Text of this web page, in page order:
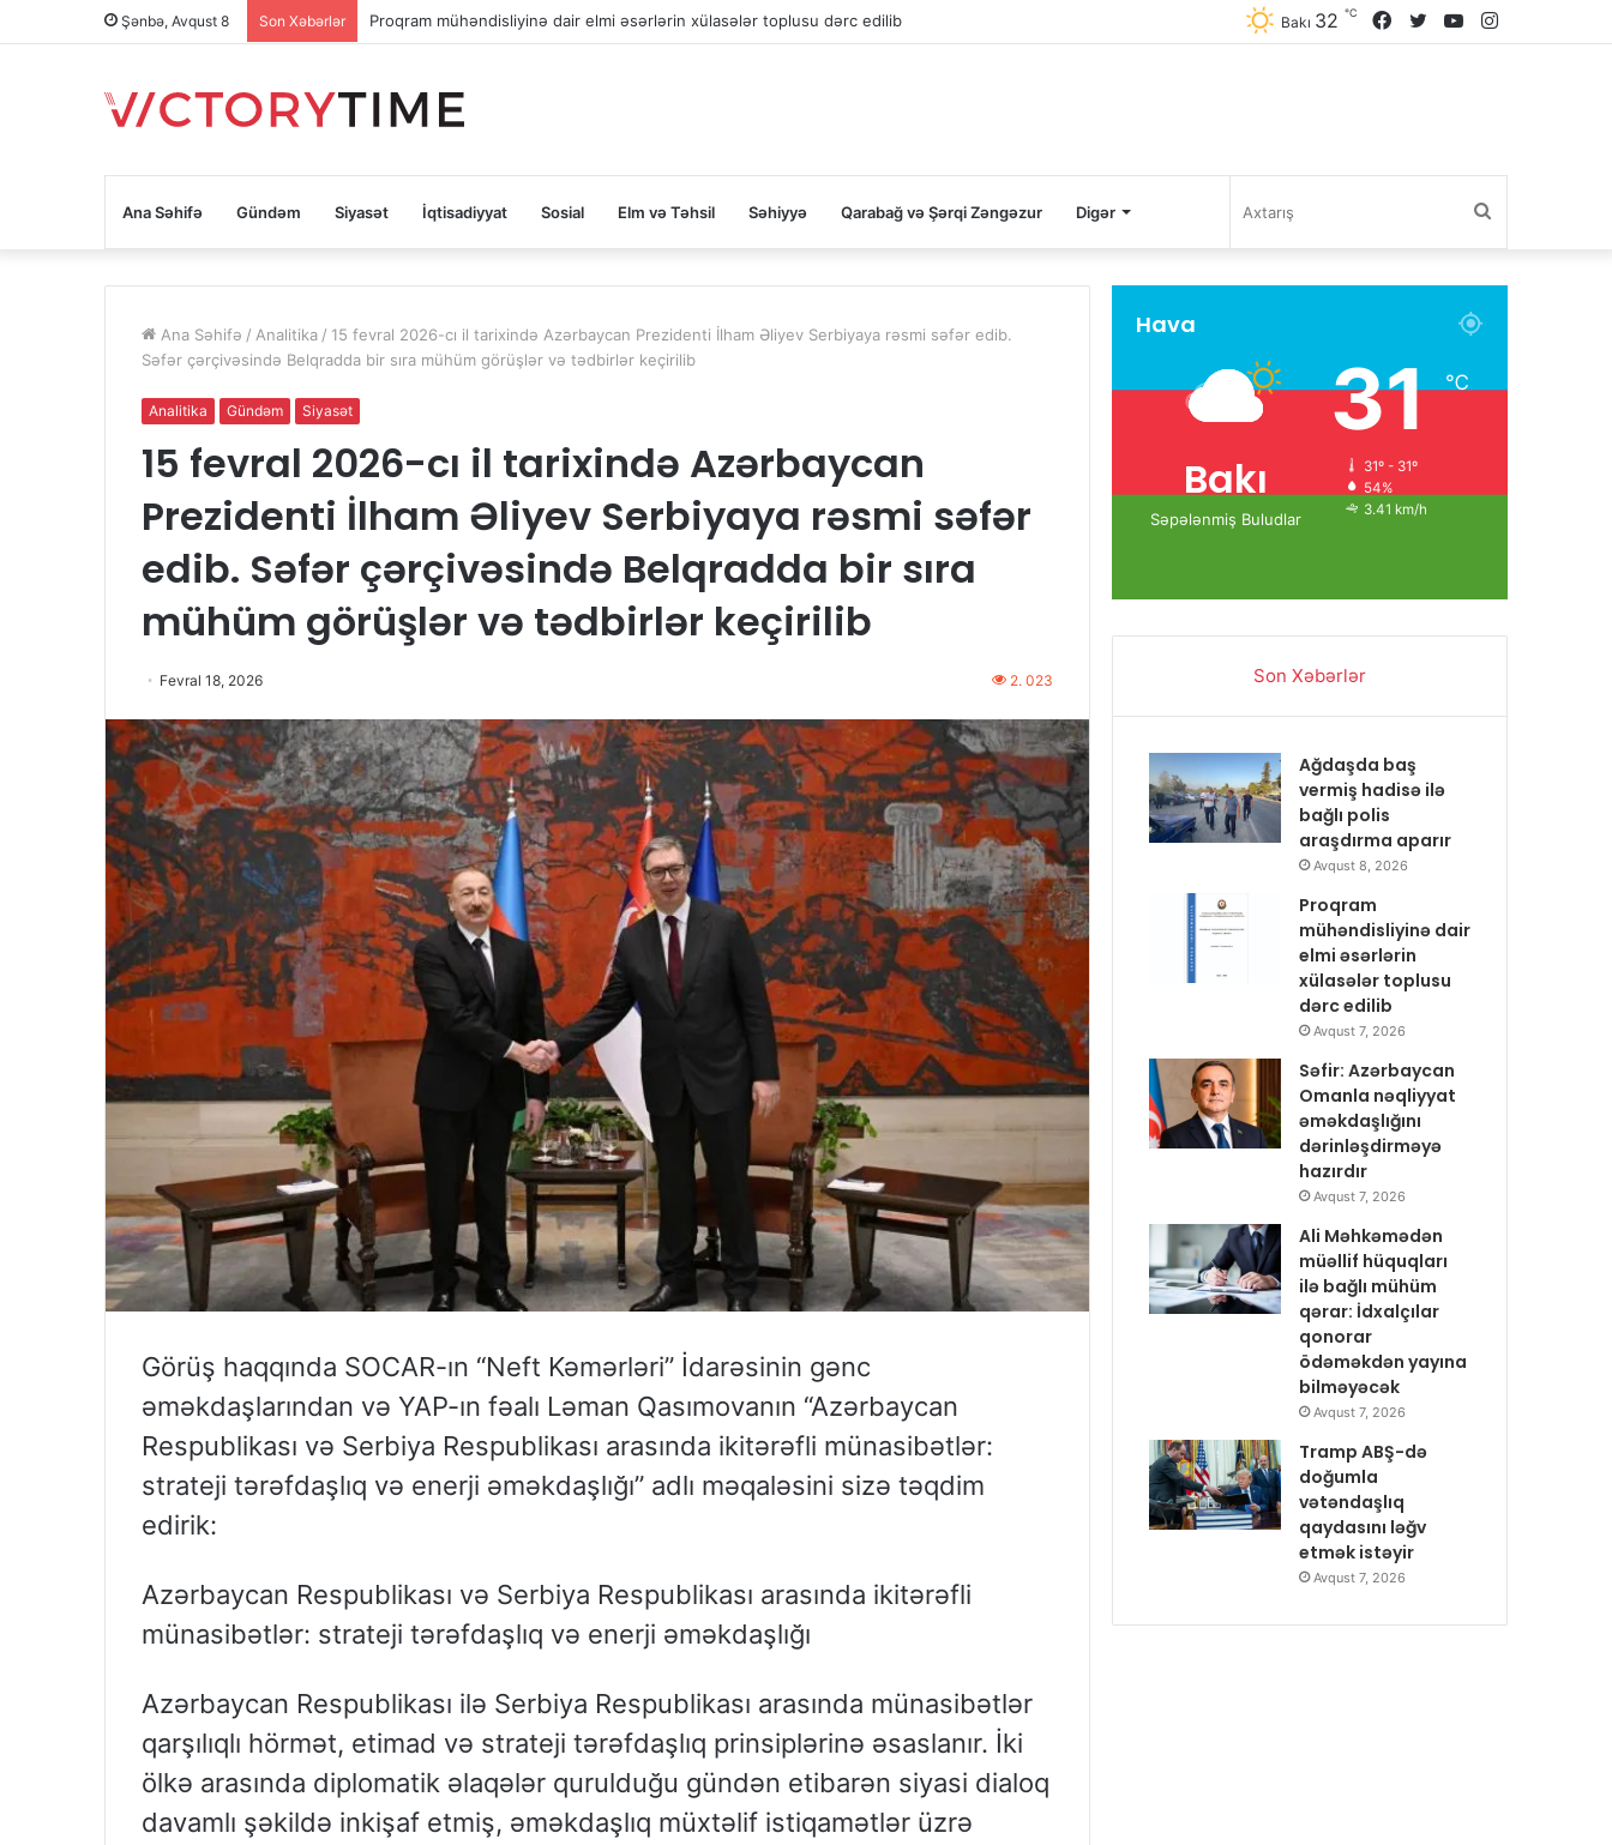
Şənbə, Avqust 8 Son Xəbərlər Proqram mühəndisliyinə dair elmi əsərlərin xülasələr toplusu dərc edilib YouTube
Twitter
Facebook
Bakı 32 ℃
Ana Səhifə Gündəm Siyasət İqtisadiyyat Sosial Elm və Təhsil Səhiyyə Qarabağ və Şərqi Zəngəzur Digər
Ana Səhifə / Analitika / 15 fevral 2026-cı il tarixində Azərbaycan Prezidenti İlham Əliyev Serbiyaya rəsmi səfər edib.
Səfər çərçivəsində Belqradda bir sıra mühüm görüşlər və tədbirlər keçirilib
Analitika Gündəm Siyasət
15 fevral 2026-cı il tarixində Azərbaycan
Prezidenti İlham Əliyev Serbiyaya rəsmi səfər
edib. Səfər çərçivəsində Belqradda bir sıra
mühüm görüşlər və tədbirlər keçirilib
Fevral 18, 2026 2. 023
Görüş haqqında SOCAR-ın “Neft Kəmərləri” İdarəsinin gənc
əməkdaşlarından və YAP-ın fəalı Ləman Qasımovanın “Azərbaycan
Respublikası və Serbiya Respublikası arasında ikitərəfli münasibətlər:
strateji tərəfdaşlıq və enerji əməkdaşlığı” adlı məqaləsini sizə təqdim
edirik:
Azərbaycan Respublikası və Serbiya Respublikası arasında ikitərəfli
münasibətlər: strateji tərəfdaşlıq və enerji əməkdaşlığı
Azərbaycan Respublikası ilə Serbiya Respublikası arasında münasibətlər
qarşılıqlı hörmət, etimad və strateji tərəfdaşlıq prinsiplərinə əsaslanır. İki
ölkə arasında diplomatik əlaqələr qurulduğu gündən etibarən siyasi dialoq
davamlı şəkildə inkişaf etmiş, əməkdaşlıq müxtəlif istiqamətlər üzrə
Hava
Bakı
Səpələnmiş Buludlar
31℃
31º - 31º
54%
3.41 km/h
Son Xəbərlər
Ağdaşda baş
vermiş hadisə ilə
bağlı polis
araşdırma aparır
Avqust 8, 2026
Proqram
mühəndisliyinə dair
elmi əsərlərin
xülasələr toplusu
dərc edilib
Avqust 7, 2026
Səfir: Azərbaycan
Omanla nəqliyyat
əməkdaşlığını
dərinləşdirməyə
hazırdır
Avqust 7, 2026
Ali Məhkəmədən
müəllif hüquqları
ilə bağlı mühüm
qərar: İdxalçılar
qonorar
ödəməkdən yayına
bilməyəcək
Avqust 7, 2026
Tramp ABŞ-də
doğumla
vətəndaşlıq
qaydasını ləğv
etmək istəyir
Avqust 7, 2026